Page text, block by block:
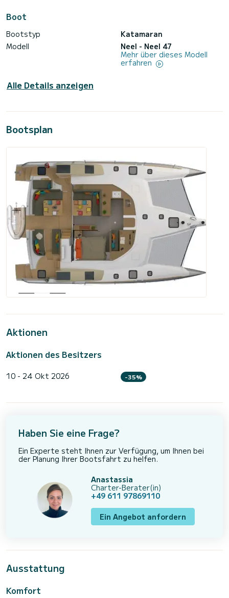
Boot
Bootstyp
Katamaran
Modell
Neel - Neel 47
Mehr über dieses Modell
erfahren
Alle Details anzeigen
Bootsplan
Aktionen
Aktionen des Besitzers
10 - 24 Okt 2026 -35%
Haben Sie eine Frage?
Ein Experte steht Ihnen zur Verfügung, um Ihnen bei
der Planung Ihrer Bootsfahrt zu helfen.
Anastassia
Charter-Berater(in)
+49 611 97869110
Ein Angebot anfordern
Ausstattung
Komfort